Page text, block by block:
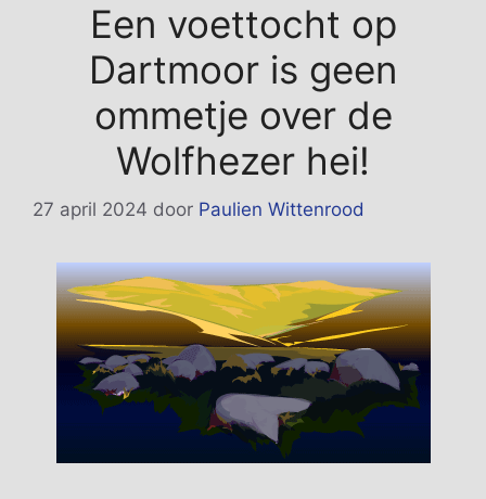
Een voettocht op
Dartmoor is geen
ommetje over de
Wolfhezer hei!
27 april 2024 door Paulien Wittenrood